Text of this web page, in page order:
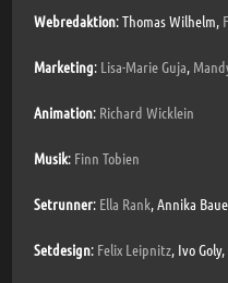
Webredaktion: Thomas Wilhelm,
⁠Marketing: Lisa-Marie Guja,
Animation: Richard Wicklein
Musik: Finn Tobien
Setrunner: Ella Rank, Annika
Setdesign: Felix Leipnitz, Ivo Goly,